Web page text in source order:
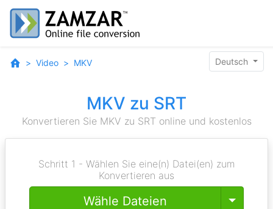
Video MKV Deutsch
MKV zu SRT
Konvertieren Sie MKV zu SRT online und kostenlos
Schritt 1 - Wählen Sie eine(n) Datei(en) zum
Konvertieren aus
Wähle Dateien Toggle